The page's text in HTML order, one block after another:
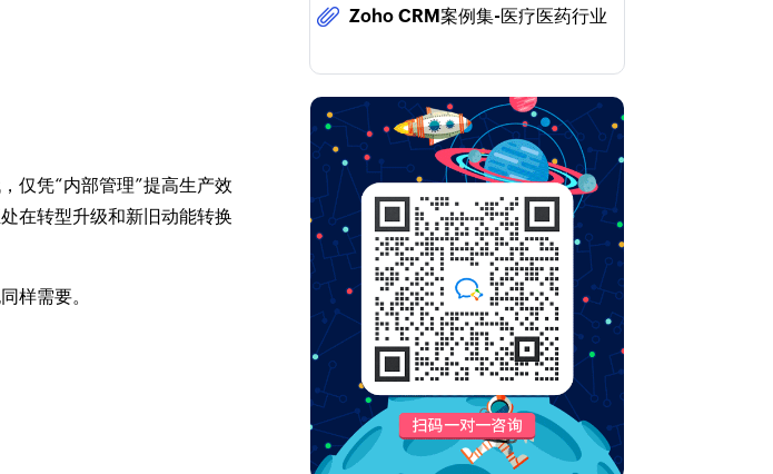
仅凭“内部管理”提高生产效
在转型升级和新旧动能转换
样需要。
Zoho CRM案例集-医疗医药行业